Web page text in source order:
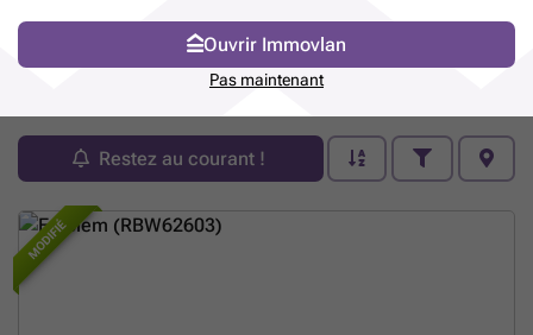
Bien immobilier à vendre - Emblem
Restez au courant !
MODIFIÉ
Ouvrir Immovlan
Pas maintenant